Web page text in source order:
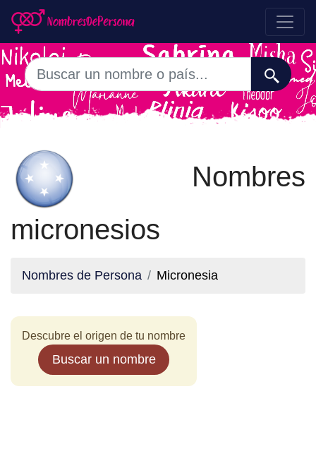
Nombres
micronesios
Nombres de Persona Micronesia
Descubre el origen de tu nombre
Buscar un nombre